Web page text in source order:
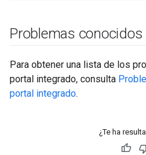
Problemas conocidos
Para obtener una lista de los
portal integrado, consulta
portal integrado.
¿Te ha